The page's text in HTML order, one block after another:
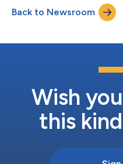
Back to Newsroom
Wish
this